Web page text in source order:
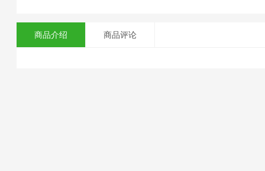
商品介绍 商品评论